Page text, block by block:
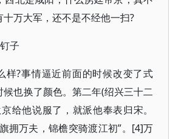
万大军，还不是不经他一扫?
子
样?事情逼近前面的时候改变了式
也换了颜色。第二年(绍兴三十二
给他说服了，就派他奉表归宋。
拥万夫，锦檐突骑渡江初”。[4]万